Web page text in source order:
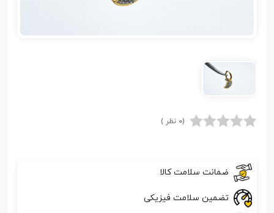
(0 نظر )
ضمانت سلامت کالا
تضمین سلامت فیزیکی